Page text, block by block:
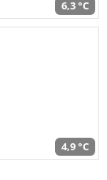
6,3 °C
4,9 °C